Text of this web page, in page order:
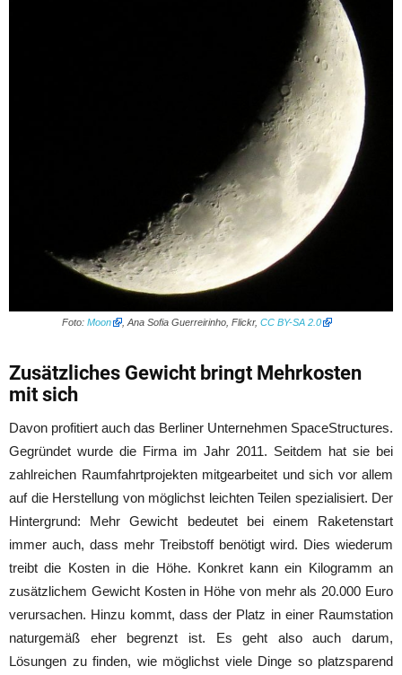
Foto: Moon , Ana Sofia Guerreirinho, Flickr, CC BY-SA 2.0
Zusätzliches Gewicht bringt Mehrkosten
mit sich
Davon profitiert auch das Berliner Unternehmen SpaceStructures.
Gegründet wurde die Firma im Jahr 2011. Seitdem hat sie bei
zahlreichen Raumfahrtprojekten mitgearbeitet und sich vor allem
auf die Herstellung von möglichst leichten Teilen spezialisiert. Der
Hintergrund: Mehr Gewicht bedeutet bei einem Raketenstart
immer auch, dass mehr Treibstoff benötigt wird. Dies wiederum
treibt die Kosten in die Höhe. Konkret kann ein Kilogramm an
zusätzlichem Gewicht Kosten in Höhe von mehr als 20.000 Euro
verursachen. Hinzu kommt, dass der Platz in einer Raumstation
naturgemäß eher begrenzt ist. Es geht also auch darum,
Lösungen zu finden, wie möglichst viele Dinge so platzsparend